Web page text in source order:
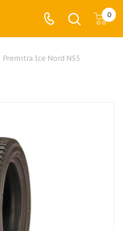
0
Premitra Ice Nord NS5